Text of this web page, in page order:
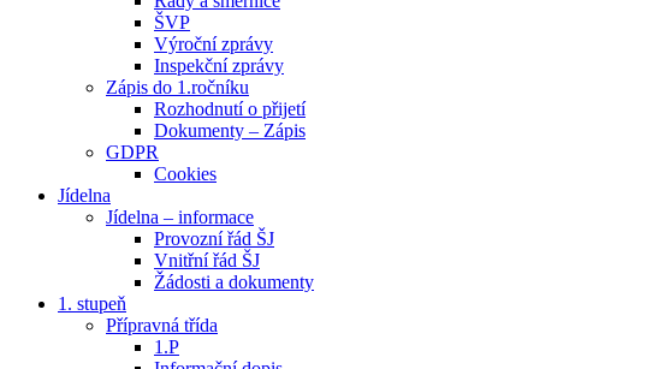
ŠVP
Výroční zprávy
Inspekční zprávy
Zápis do 1.ročníku
Rozhodnutí o přijetí
Dokumenty – Zápis
GDPR
Cookies
Jídelna
Jídelna – informace
Provozní řád ŠJ
Vnitřní řád ŠJ
Žádosti a dokumenty
1. stupeň
Přípravná třída
1.P